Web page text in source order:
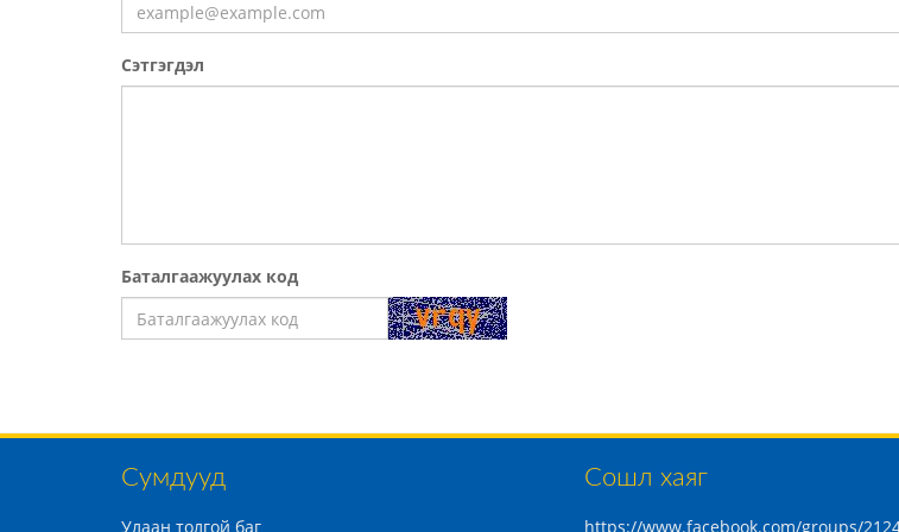
Сэтгэгдэл
Баталгаажуулах код
Сумдууд
Улаан толгой баг
Сошл хаяг
https://www.facebook.com/groups/